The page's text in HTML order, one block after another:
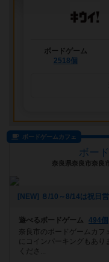
ボードゲーム
2518個
ボードゲームカフェ
ボー
奈良県奈良市奈良
[NEW] ８/10～8/14は祝日
遊べるボードゲーム
494個
奈良市のボードゲームカフ
にコインパーキングもあり
くださ...